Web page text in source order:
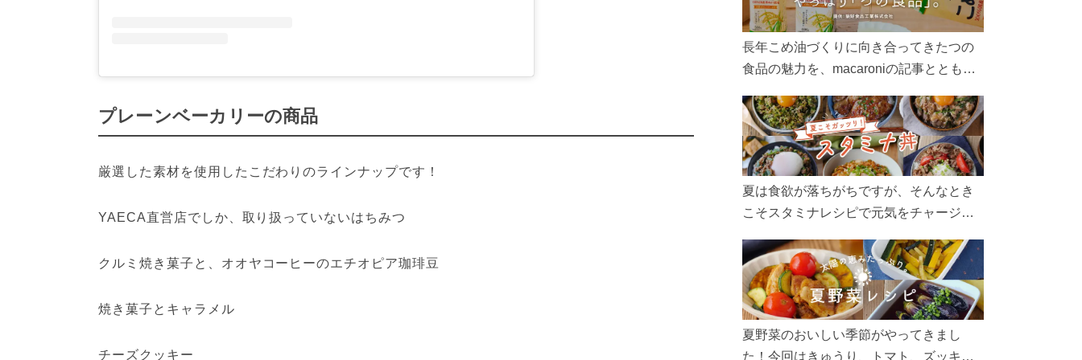
プレーンベーカリーの商品
厳選した素材を使用したこだわりのラインナップです！
YAECA直営店でしか、取り扱っていないはちみつ
クルミ焼き菓子と、オオヤコーヒーのエチオピア珈琲豆
焼き菓子とキャラメル
チーズクッキー
長年こめ油づくりに向き合ってきたつの
食品の魅力を、macaroniの記事とともに
ん、製造現場や品質へのこだわりまで。
こめ油をもっと好きになるコンテンツを
ぜひお楽しみください。
夏は食欲が落ちがちですが、そんなとき
こそスタミナレシピで元気をチャージ！
リ食べて、夏バテを吹き飛ばしましょ
う！
夏野菜のおいしい季節がやってきまし
た！今回はきゅうり、トマト、ズッキー